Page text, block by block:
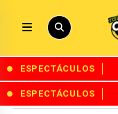
ESPECTÁCULOS
ESPECTÁCULOS